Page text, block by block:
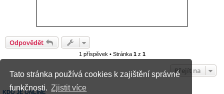
Tato stránka používá cookies k zajištění správné
funkčnosti. Zjistit více
Odpovědět
1 příspěvek • Stránka 1z 1
Přejít na
KDO JE ONLINE